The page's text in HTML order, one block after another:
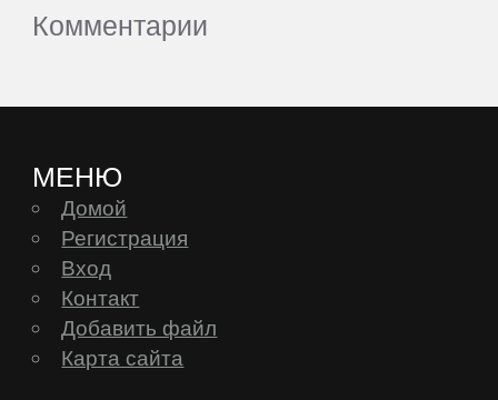
Комментарии
МЕНЮ
Домой
Регистрация
Вход
Контакт
Добавить файл
Карта сайта